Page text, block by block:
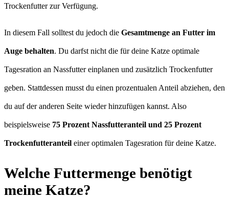
Trockenfutter zur Verfügung.
In diesem Fall solltest du jedoch die Gesamtmenge an Futter im
Auge behalten. Du darfst nicht die für deine Katze optimale
Tagesration an Nassfutter einplanen und zusätzlich Trockenfutter
geben. Stattdessen musst du einen prozentualen Anteil abziehen, den
du auf der anderen Seite wieder hinzufügen kannst. Also
beispielsweise 75 Prozent Nassfutteranteil und 25 Prozent
Trockenfutteranteil einer optimalen Tagesration für deine Katze.
Welche Futtermenge benötigt
meine Katze?